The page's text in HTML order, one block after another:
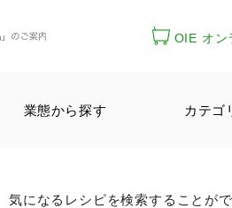
OIE オン
業態から探す カテゴ
気になるレシピを検索することがで